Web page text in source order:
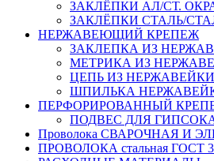
ЗАКЛЁПКИ АЛ/СТ.
ЗАКЛЁПКИ СТАЛЬ/
НЕРЖАВЕЮЩИЙ КРЕПЕЖ
ЗАКЛЕПКА ИЗ
МЕТРИКА ИЗ
ЦЕПЬ ИЗ НЕРЖАВЕЙКИ
ШПИЛЬКА
ПЕРФОРИРОВАННЫЙ
ПОДВЕС ДЛЯ
Проволока СВАРОЧНАЯ И
ПРОВОЛОКА стальная ГОСТ